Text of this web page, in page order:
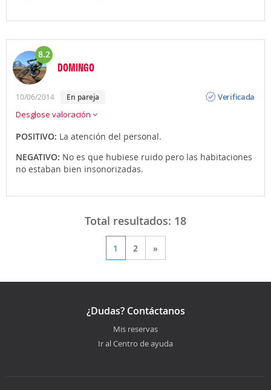
8.2
DOMINGO
10/06/2014 en pareja
Verificada
Desglose valoración
POSITIVO: La atención del personal.
NEGATIVO: No es que hubiese ruido pero las habitaciones
no estaban bien insonorizadas.
Total resultados: 18
1 2 »
¿Dudas? Contáctanos
Mis reservas
Ir al Centro de ayuda